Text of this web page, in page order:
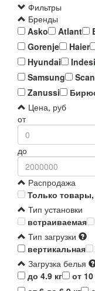
Фильтры
Бренды
Asko
Atlant
Gorenje
Haier
Hyundai
Samsung
Zanussi
Цена, руб
от
до
Распродажа
Только
Тип установки
встраиваемая
Тип загрузки
вертикальная
Загрузка белья
до 4.9 кг
от